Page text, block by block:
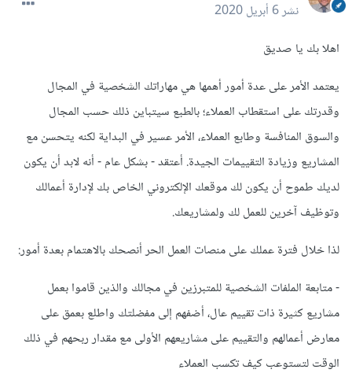
نشر6 أبريل 2020
اهلا بك يا صديق
يعتمد الأمر على عدة أمور أهمها هي مهاراتك الشخصية في المجال
وقدرتك على استقطاب العملاء؛ بالطبع سيتباين ذلك حسب المجال
والسوق المنافسة وطابع العملاء، الأمر عسير في البداية لكنه يتحسن مع
المشاريع وزيادة التقييمات الجيدة. أعتقد - بشكل عام - أنه لابد أن يكون
لديك طموح أن يكون لك موقعك الإلكتروني الخاص بك لإدارة أعمالك
وتوظيف آخرين للعمل لك ولمشاريعك.
لذا خلال فترة عملك على منصات العمل الحر أنصحك بالاهتمام بعدة أمور:
- متابعة الملفات الشخصية للمتبرزين في مجالك والذين قاموا بعمل
مشاريع كثيرة ذات تقييم عال، أضفهم إلى مفضلتك واطلع بعمق على
معارض أعمالهم والتقييم على مشاريعهم الأولى مع مقدار ربحهم في ذلك
الوقت لتستوعب كيف تكسب العملاء